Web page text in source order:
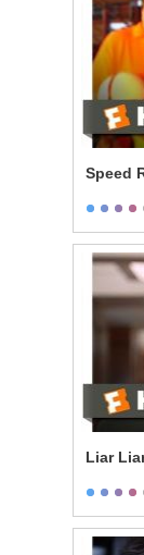
Speed
Liar